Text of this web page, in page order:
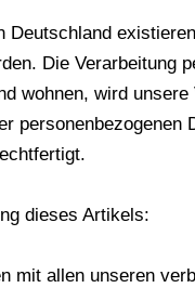
Deutschland
Die
wohnen, wird
dieses Artikels:
mit allen unseren